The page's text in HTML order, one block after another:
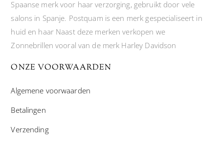
Spaanse merk voor haar verzorging, gebruikt door vele
salons in Spanje. Postquam is een merk gespecialiseert in
huid en haar Naast deze merken verkopen we
Zonnebrillen vooral van de merk Harley Davidson
ONZE VOORWAARDEN
Algemene voorwaarden
Betalingen
Verzending